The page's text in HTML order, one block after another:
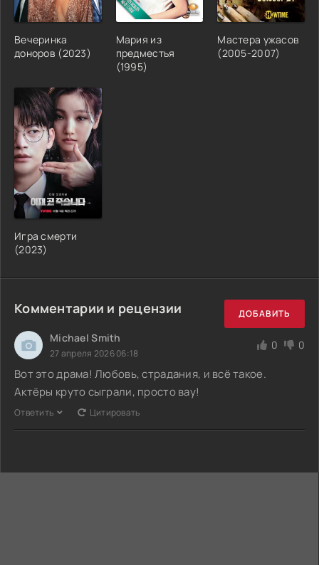
Вечеринка
доноров (2023)
Мария из
предместья
(1995)
Мастера ужасов
(2005-2007)
Игра смерти
(2023)
Комментарии и рецензии ДОБАВИТЬ
Michael Smith
27 апреля 2026 06:18
0 0
Вот это драма! Любовь, страдания, и всё такое.
Актёры круто сыграли, просто вау!
Ответить Цитировать